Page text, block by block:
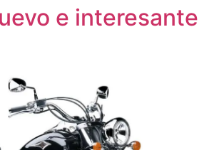
e interesante